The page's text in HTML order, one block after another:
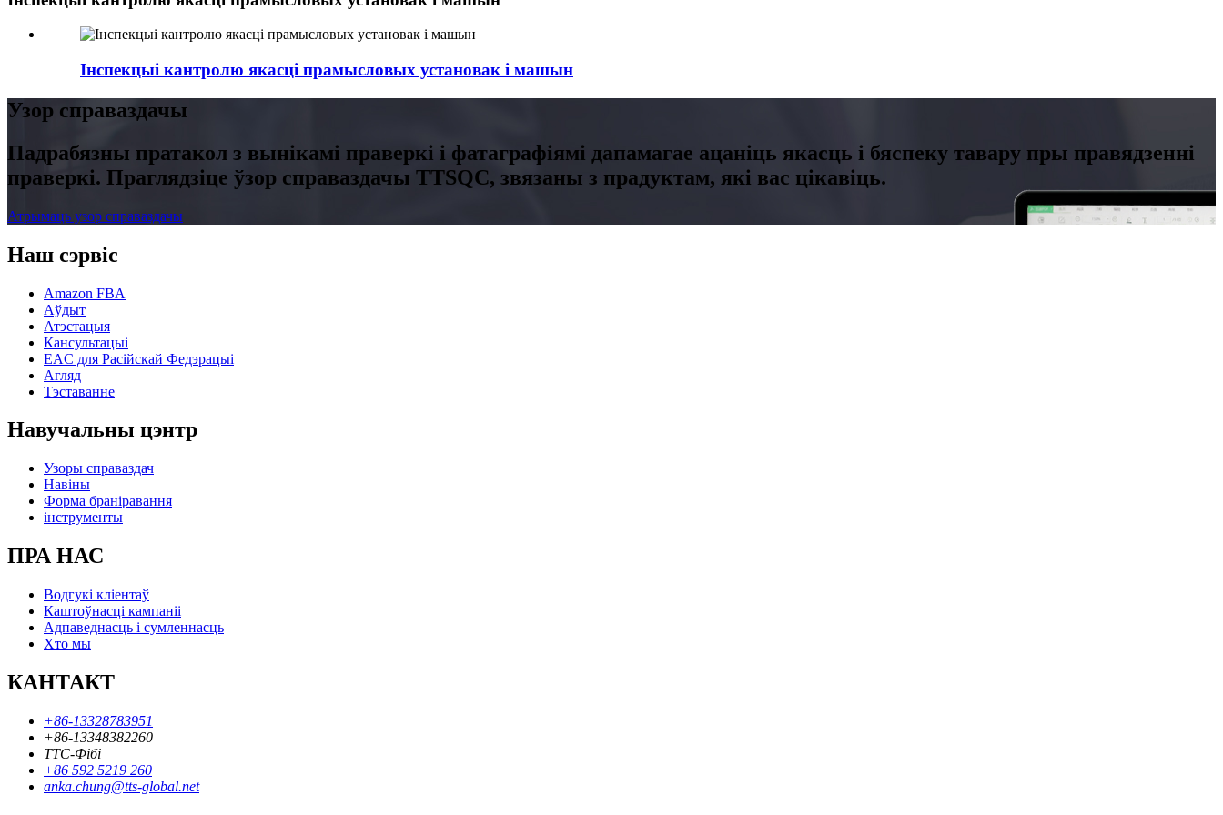
Інспекцыі кантролю якасці прамысловых установак і машын
Узор справаздачы
Падрабязны пратакол з вынікамі праверкі і фатаграфіямі дапамагае ацаніць якасць і бяспеку тавару пры правядзенні
праверкі. Праглядзіце ўзор справаздачы TTSQC, звязаны з прадуктам, які вас цікавіць.
Атрымаць узор справаздачы
Наш сэрвіс
Amazon FBA
Аўдыт
Атэстацыя
Кансультацыі
EAC для Расійскай Федэрацыі
Агляд
Тэставанне
Навучальны цэнтр
Узоры справаздач
Навіны
Форма браніравання
інструменты
ПРА НАС
Водгукі кліентаў
Каштоўнасці кампаніі
Адпаведнасць і сумленнасць
Хто мы
КАНТАКТ
+86-13328783951
+86-13348382260
ТТС-Фібі
+86 592 5219 260
anka.chung@tts-global.net